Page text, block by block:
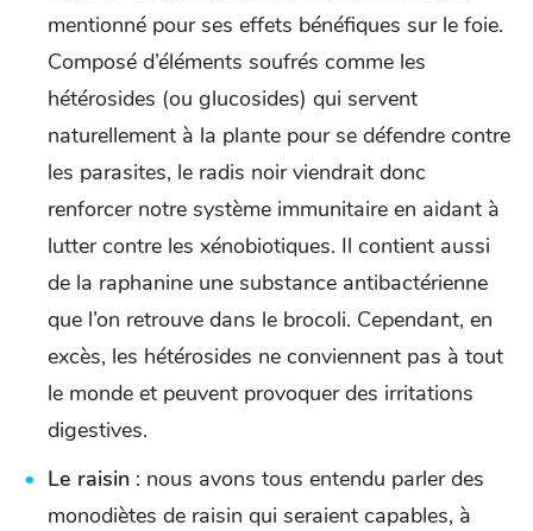
mentionné pour ses effets bénéfiques sur le foie.
Composé d’éléments soufrés comme les
hétérosides (ou glucosides) qui servent
naturellement à la plante pour se défendre contre
les parasites, le radis noir viendrait donc
renforcer notre système immunitaire en aidant à
lutter contre les xénobiotiques. Il contient aussi
de la raphanine une substance antibactérienne
que l’on retrouve dans le brocoli. Cependant, en
excès, les hétérosides ne conviennent pas à tout
le monde et peuvent provoquer des irritations
digestives.
Le raisin : nous avons tous entendu parler des
monodiètes de raisin qui seraient capables, à